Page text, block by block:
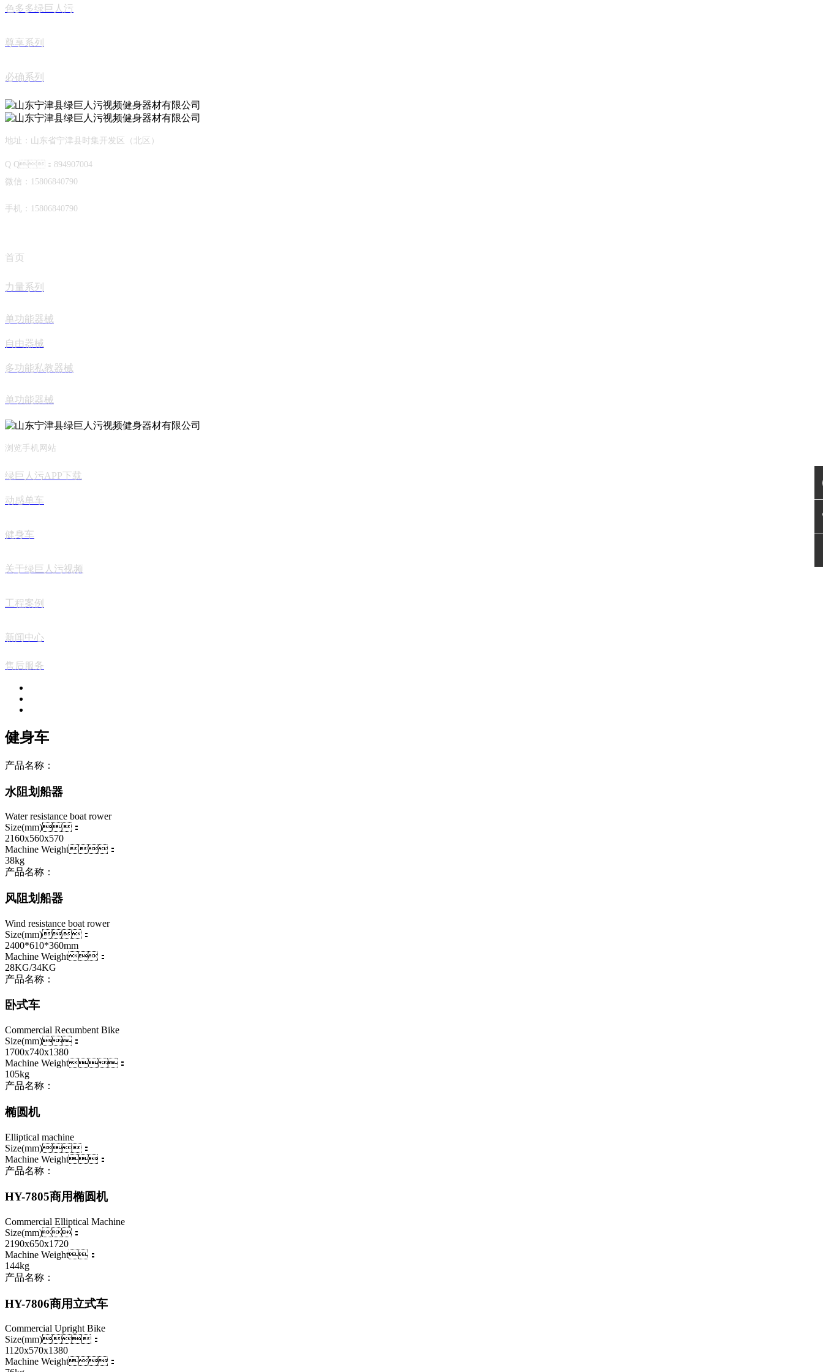
色多多绿巨人污
尊享系列
必确系列
地址：山东省宁津县时集开发区（北区）
Q Q：894907004
微信：15806840790
手机：15806840790
首页
力量系列
单功能器械
自由器械
多功能私教器械
单功能器械
浏览手机网站
绿巨人污APP下载
动感单车
健身车
关于绿巨人污视频
工程案例
新闻中心
售后服务
健身车
产品名称：
水阻划船器
Water resistance boat rower
Size(mm)：
2160x560x570
Machine Weight：
38kg
产品名称：
风阻划船器
Wind resistance boat rower
Size(mm)：
2400*610*360mm
Machine Weight：
28KG/34KG
产品名称：
卧式车
Commercial Recumbent Bike
Size(mm)：
1700x740x1380
Machine Weight：
105kg
产品名称：
椭圆机
Elliptical machine
Size(mm)：
Machine Weight：
产品名称：
HY-7805商用椭圆机
Commercial Elliptical Machine
Size(mm)：
2190x650x1720
Machine Weight：
144kg
产品名称：
HY-7806商用立式车
Commercial Upright Bike
Size(mm)：
1120x570x1380
Machine Weight：